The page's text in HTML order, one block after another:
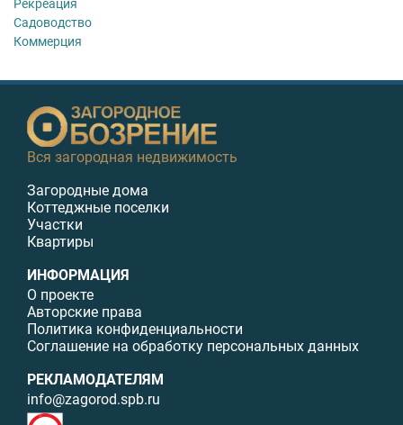
Рекреация
Садоводство
Коммерция
Вся загородная недвижимость
Загородные дома
Коттеджные поселки
Участки
Квартиры
ИНФОРМАЦИЯ
О проекте
Авторские права
Политика конфиденциальности
Соглашение на обработку персональных данных
РЕКЛАМОДАТЕЛЯМ
info@zagorod.spb.ru